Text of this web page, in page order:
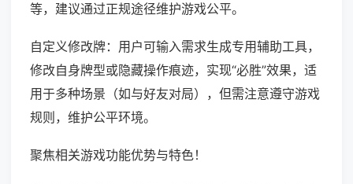
等，建议通过正规途径维护游戏公平。
自定义修改牌：用户可输入需求生成专用辅助工具，
修改自身牌型或隐藏操作痕迹，实现“必胜”效果，适
用于多种场景（如与好友对局），但需注意遵守游戏
规则，维护公平环境。
聚焦相关游戏功能优势与特色！